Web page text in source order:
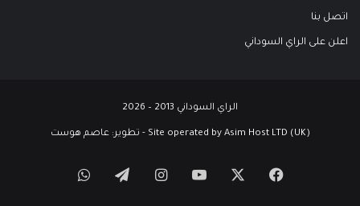
اتصل بنا
اعلن على الراي السوداني
الراي السوداني 2013 – 2026
Site operated by Asim Host LTD (UK) - تطوير: عاصم هوست
فيسبوك ‫YouTubeانستقرامتيلقرامواتساب